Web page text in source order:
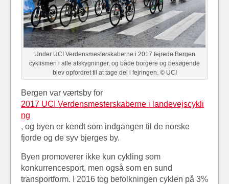
Under UCI Verdensmesterskaberne i 2017 fejrede Bergen
cyklismen i alle afskygninger, og både borgere og besøgende
blev opfordret til at tage del i fejringen. © UCI
Bergen var værtsby for
2017 UCI Verdensmesterskaberne i landevejscykli
ng
, og byen er kendt som indgangen til de norske
fjorde og de syv bjerges by.
Byen promoverer ikke kun cykling som
konkurrencesport, men også som en sund
transportform. I 2016 tog befolkningen cyklen på 3%